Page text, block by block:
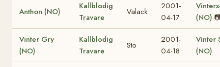
Anthon (NO)
Kallblodig
Travare
Valack
2001-
04-17
(NO)
Vinter Gry
(NO)
Kallblodig
Travare
Sto
2001-
04-18
Vinter
(NO)